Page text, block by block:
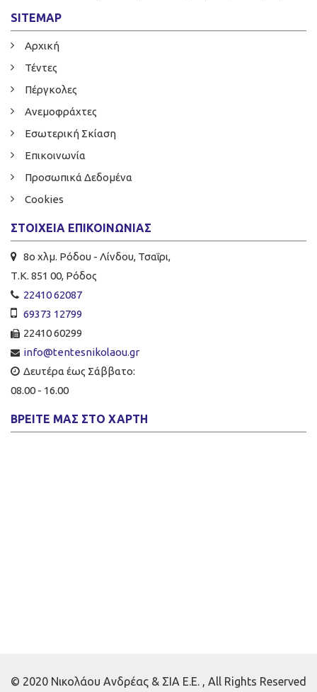
SITEMAP
Αρχική
Τέντες
Πέργκολες
Ανεμοφράχτες
Εσωτερική Σκίαση
Επικοινωνία
Προσωπικά Δεδομένα
Cookies
ΣΤΟΙΧΕΊΑ ΕΠΙΚΟΙΝΩΝΊΑΣ
8ο χλμ. Ρόδου - Λίνδου, Τσαΐρι,
Τ.Κ. 851 00, Ρόδος
22410 62087
69373 12799
22410 60299
info@tentesnikolaou.gr
Δευτέρα έως Σάββατο:
08.00 - 16.00
ΒΡΕΊΤΕ ΜΑΣ ΣΤΟ ΧΆΡΤΗ
© 2020 Νικολάου Ανδρέας & ΣΙΑ Ε.Ε. , All Rights Reserved